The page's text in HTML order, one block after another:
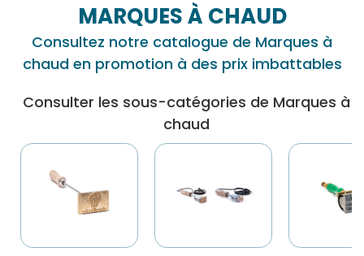
MARQUES À CHAUD
Consultez notre catalogue de Marques à
chaud en promotion à des prix imbattables
Consulter les sous-catégories de Marques à
chaud